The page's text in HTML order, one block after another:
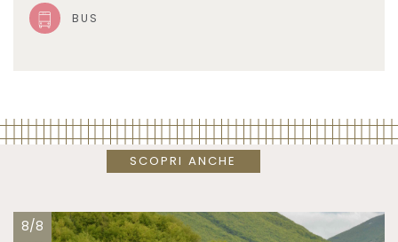
BUS
SCOPRI ANCHE
8/8